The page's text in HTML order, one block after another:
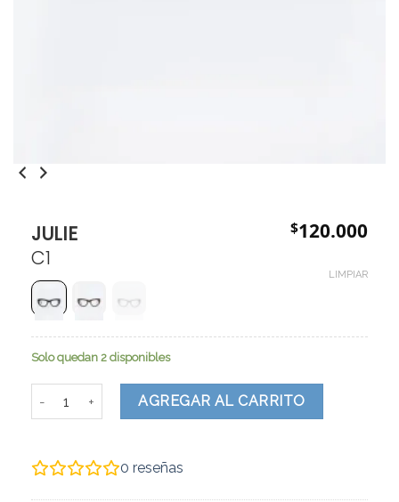
JULIE
C1
$120.000
LIMPIAR
Solo quedan 2 disponibles
AGREGAR AL CARRITO
0 reseñas